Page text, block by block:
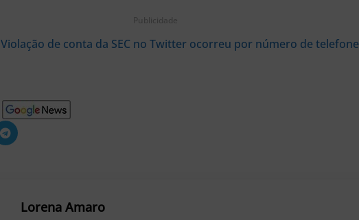
Publicidade
Violação de conta da SEC no Twitter ocorreu por número de telefone
Lorena Amaro